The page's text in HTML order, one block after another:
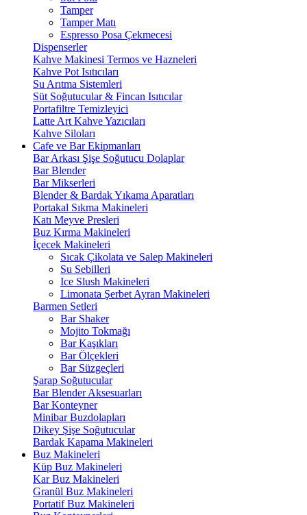
Tamper
Tamper Matı
Espresso Posa Çekmecesi
Dispenserler
Kahve Makinesi Termos ve Hazneleri
Kahve Pot Isıtıcıları
Su Arıtma Sistemleri
Süt Soğutucular & Fincan Isıtıcılar
Portafiltre Temizleyici
Latte Art Kahve Yazıcıları
Kahve Siloları
Cafe ve Bar Ekipmanları
Bar Arkası Şişe Soğutucu Dolaplar
Bar Blender
Bar Mikserleri
Blender & Bardak Yıkama Aparatları
Portakal Sıkma Makineleri
Katı Meyve Presleri
Buz Kırma Makineleri
İçecek Makineleri
Sıcak Çikolata ve Salep Makineleri
Su Sebilleri
Ice Slush Makineleri
Limonata Şerbet Ayran Makineleri
Barmen Setleri
Bar Shaker
Mojito Tokmağı
Bar Kaşıkları
Bar Ölçekleri
Bar Süzgeçleri
Şarap Soğutucular
Bar Blender Aksesuarları
Bar Konteyner
Minibar Buzdolapları
Dikey Şişe Soğutucular
Bardak Kapama Makineleri
Buz Makineleri
Küp Buz Makineleri
Kar Buz Makineleri
Granül Buz Makineleri
Portatif Buz Makineleri